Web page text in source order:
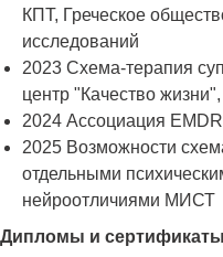
КПТ, Греческое
исследований
2023 Схема-терапия
центр "Качество
2024 Ассоциация
2025 Возможности
отдельными
нейроотличиями МИСТ
Дипломы и сертификаты